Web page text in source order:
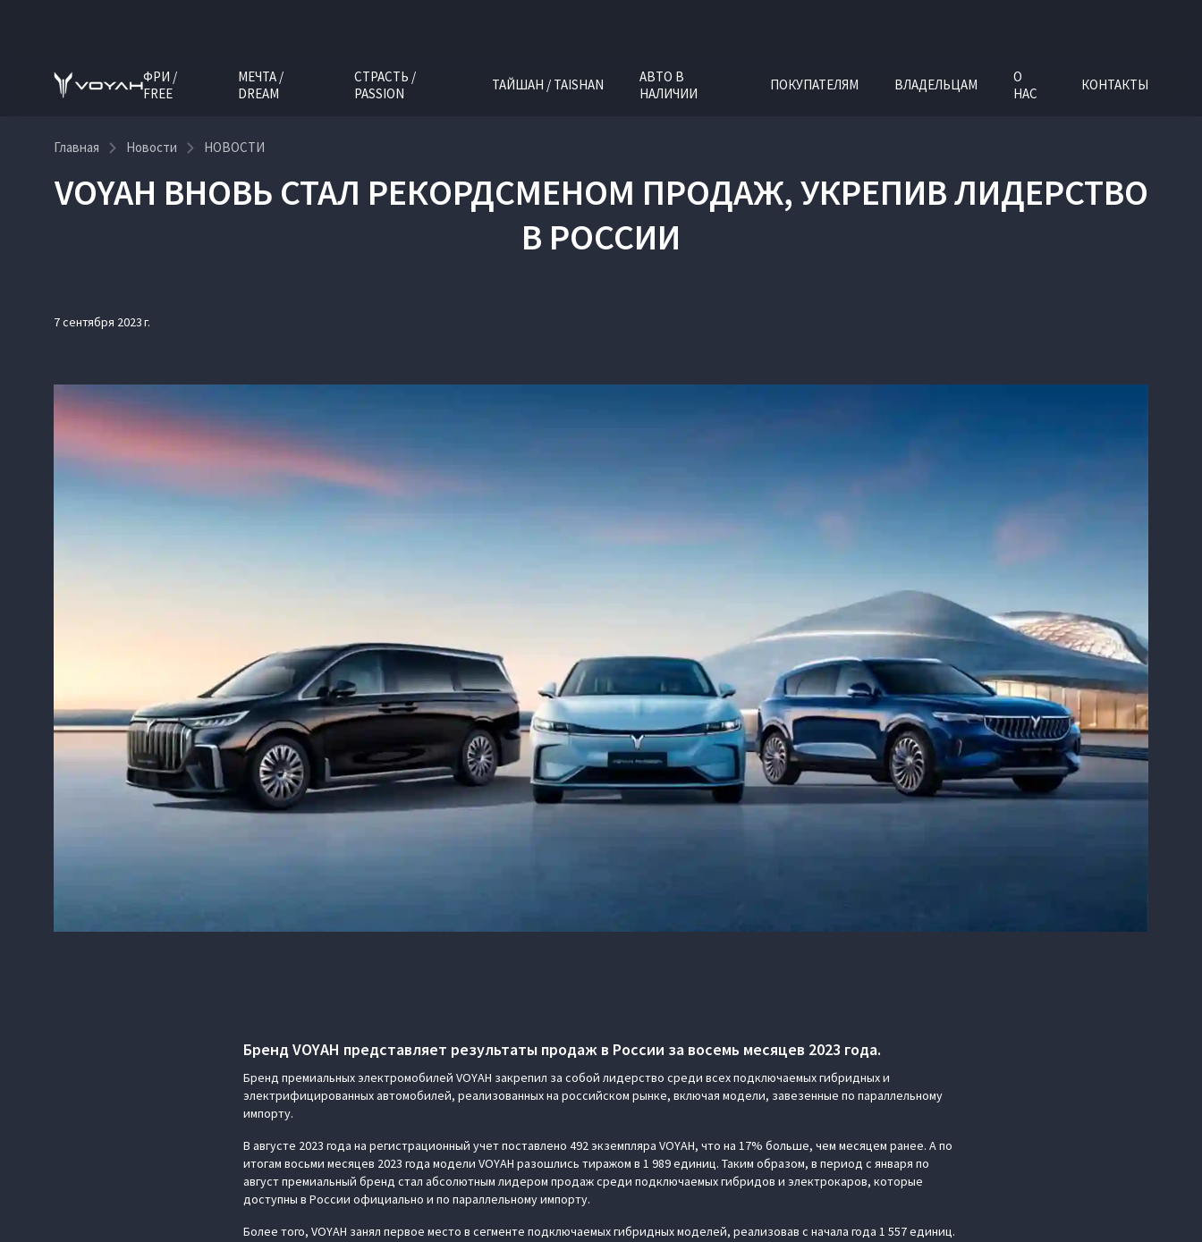
ФРИ /
FREE
МЕЧТА /
DREAM
СТРАСТЬ /
PASSION
ТАЙШАН / TAISHAN
АВТО В
НАЛИЧИИ
ПОКУПАТЕЛЯМ ВЛАДЕЛЬЦАМ
О
НАС
КОНТАКТЫ
Главная Новости НОВОСТИ
VOYAH ВНОВЬ СТАЛ РЕКОРДСМЕНОМ ПРОДАЖ, УКРЕПИВ ЛИДЕРСТВО
В РОССИИ
7 сентября 2023 г.
Бренд VOYAH представляет результаты продаж в России за восемь месяцев 2023 года.
Бренд премиальных электромобилей VOYAH закрепил за собой лидерство среди всех подключаемых гибридных и
электрифицированных автомобилей, реализованных на российском рынке, включая модели, завезенные по параллельному
импорту.
В августе 2023 года на регистрационный учет поставлено 492 экземпляра VOYAH, что на 17% больше, чем месяцем ранее. А по
итогам восьми месяцев 2023 года модели VOYAH разошлись тиражом в 1 989 единиц. Таким образом, в период с января по
август премиальный бренд стал абсолютным лидером продаж среди подключаемых гибридов и электрокаров, которые
доступны в России официально и по параллельному импорту.
Более того, VOYAH занял первое место в сегменте подключаемых гибридных моделей, реализовав с начала года 1 557 единиц.